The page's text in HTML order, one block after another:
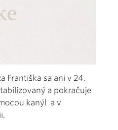
Františka sa ani v 24.
a pokračuje
kanýl a v